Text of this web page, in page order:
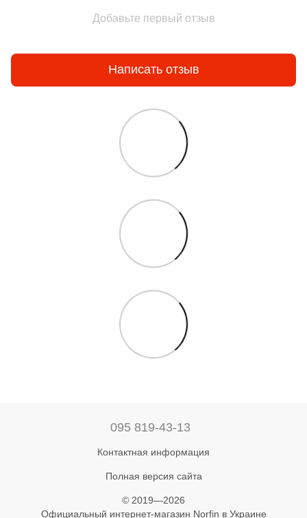
Добавьте первый отзыв
Написать отзыв
095 819-43-13
Контактная информация
Полная версия сайта
© 2019—2026
Официальный интернет-магазин Norfin в Украине